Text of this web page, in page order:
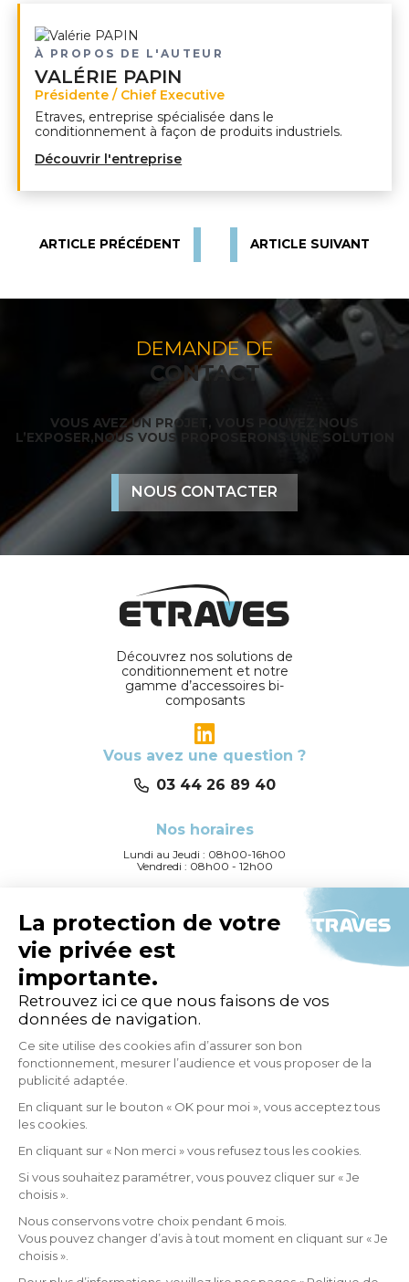
À PROPOS DE L'AUTEUR
VALÉRIE PAPIN
Présidente / Chief Executive
Etraves, entreprise spécialisée dans le
conditionnement à façon de produits industriels.
Découvrir l'entreprise
ARTICLE PRÉCÉDENT ARTICLE SUIVANT
DEMANDE DE
CONTACT
VOUS AVEZ UN PROJET, VOUS POUVEZ NOUS
L’EXPOSER,NOUS VOUS PROPOSERONS UNE SOLUTION
NOUS CONTACTER
Découvrez nos solutions de
conditionnement et notre
gamme d’accessoires bi-
composants
Vous avez une question ?
03 44 26 89 40
Nos horaires
Lundi au Jeudi : 08h00-16h00
Vendredi : 08h00 - 12h00
97 Avenue de Villiers
L’entreprise
Solutions
Nos engagements Q-RSE
Actualités
Contactez-nous
CONTACT